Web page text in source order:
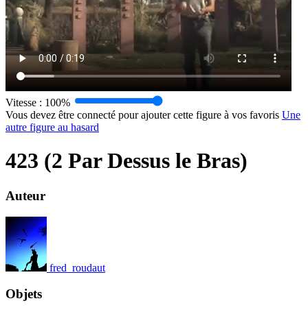
Vitesse : 100%
Vous devez être connecté pour ajouter cette figure à vos favoris Une
autre figure au hasard
423 (2 Par Dessus le Bras)
Auteur
fred_roudaut
Objets